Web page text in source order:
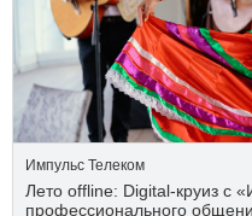
Импульс Телеком
Лето offline: Digital-круиз с
профессионального